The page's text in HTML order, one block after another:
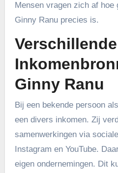
Mensen vragen zich af hoe
Ginny Ranu precies is.
Verschillende
Ginny Ranu
Bij een bekende persoon
een divers inkomen. Zij
samenwerkingen via
Instagram en YouTube.
eigen ondernemingen. Dit